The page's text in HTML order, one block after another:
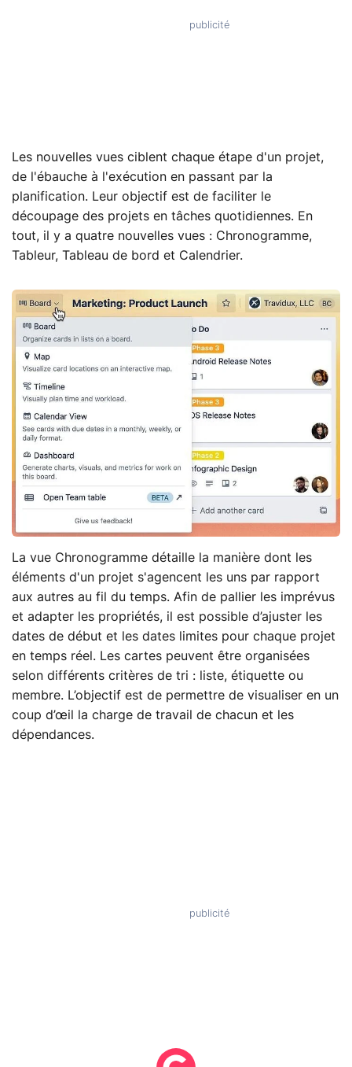
Les nouvelles vues ciblent chaque étape d'un projet,
de l'ébauche à l'exécution en passant par la
planification. Leur objectif est de faciliter le
découpage des projets en tâches quotidiennes. En
tout, il y a quatre nouvelles vues : Chronogramme,
Tableur, Tableau de bord et Calendrier.
La vue Chronogramme détaille la manière dont les
éléments d'un projet s'agencent les uns par rapport
aux autres au fil du temps. Afin de pallier les imprévus
et adapter les propriétés, il est possible d’ajuster les
dates de début et les dates limites pour chaque projet
en temps réel. Les cartes peuvent être organisées
selon différents critères de tri : liste, étiquette ou
membre. L’objectif est de permettre de visualiser en un
coup d’œil la charge de travail de chacun et les
dépendances.